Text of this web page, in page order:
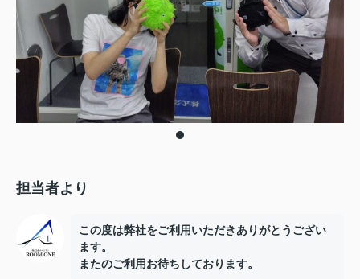
担当者より
この度は弊社をご利用いただきありがとうござい
ます。
またのご利用お待ちしております。